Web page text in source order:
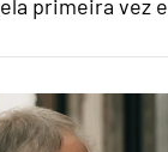
primeira vez